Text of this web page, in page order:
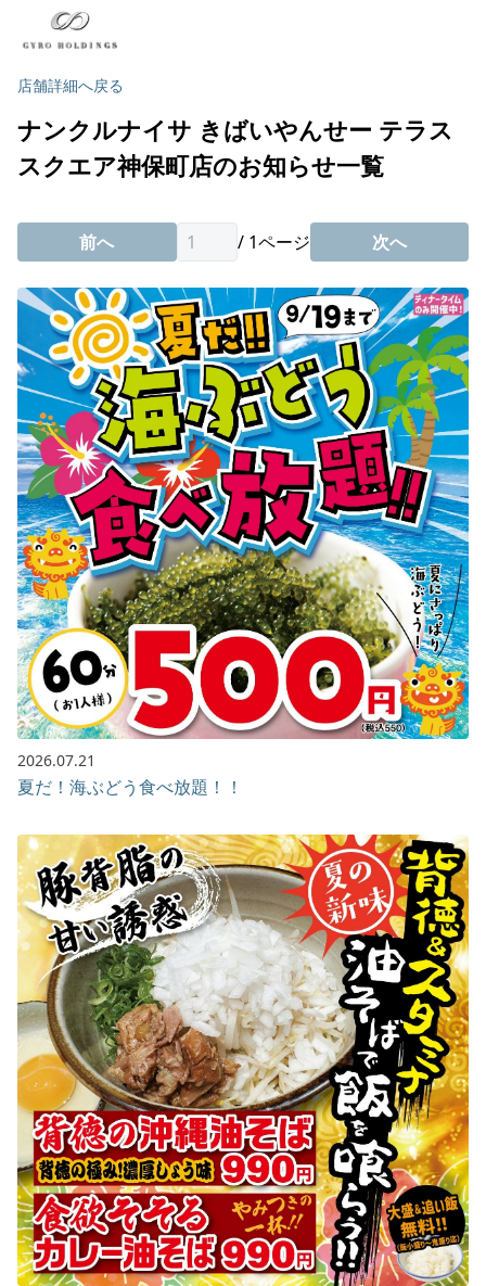
店舗詳細へ戻る
ナンクルナイサ きばいやんせー テラス
スクエア神保町店のお知らせ一覧
前へ / 1ページ 次へ
2026.07.21
夏だ！海ぶどう食べ放題！！